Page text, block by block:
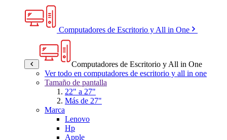
Computadores de Escritorio y All in One
Computadores de Escritorio y All in One
Ver todo en computadores de escritorio y all in one
Tamaño de pantalla
22" a 27"
Más de 27"
Marca
Lenovo
Hp
Apple